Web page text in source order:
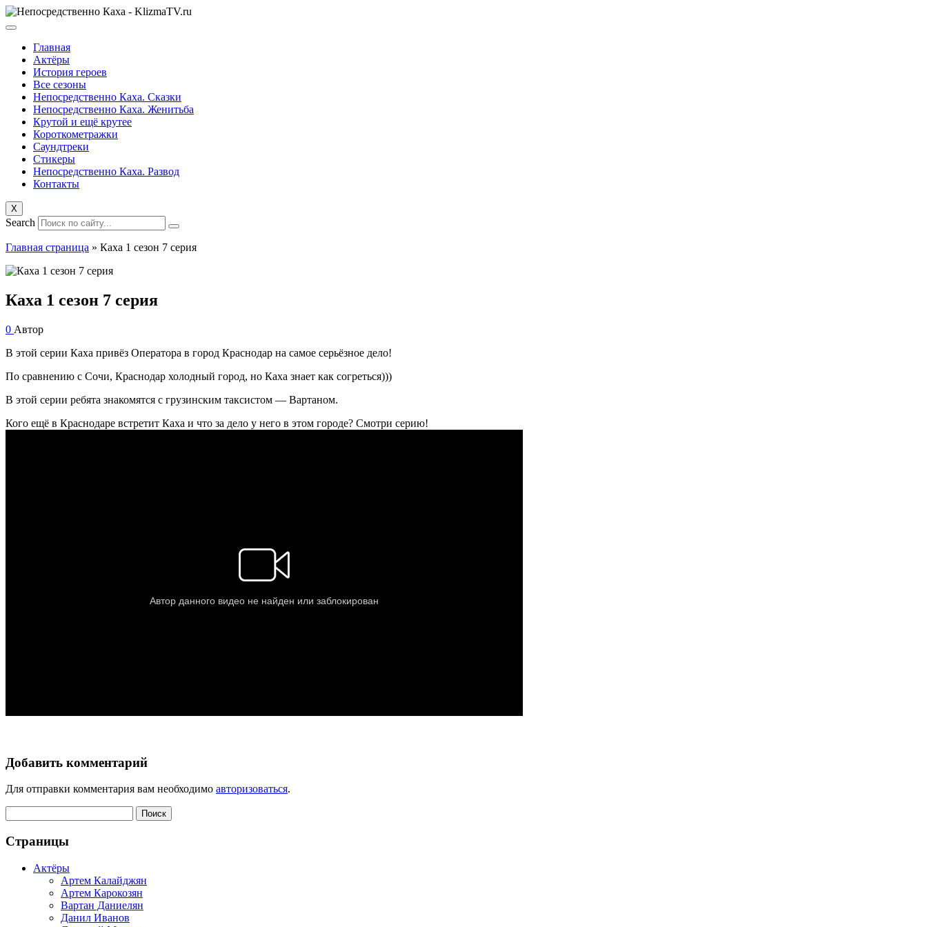
Перейти
к
Главная
Актёры
История героев
Все сезоны
Непосредственно Каха. Сказки
Непосредственно Каха. Женитьба
Крутой и ещё крутее
Короткометражки
Саундтреки
Стикеры
Непосредственно Каха. Развод
Контакты
X
Search
Главная страница » Каха 1 сезон 7 серия
Каха 1 сезон 7 серия
0 Автор
В этой серии Каха привёз Оператора в город Краснодар на самое серьёзное дело!
По сравнению с Сочи, Краснодар холодный город, но Каха знает как согреться)))
В этой серии ребята знакомятся с грузинским таксистом — Вартаном.
Кого ещё в Краснодаре встретит Каха и что за дело у него в этом городе? Смотри серию!
Добавить комментарий
Для отправки комментария вам необходимо авторизоваться.
Страницы
Актёры
Артем Калайджян
Артем Карокозян
Вартан Даниелян
Данил Иванов